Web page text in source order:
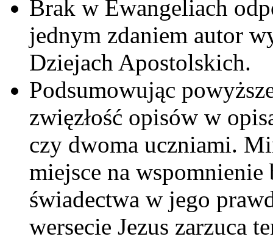
Brak w Ewangeliach
jednym zdaniem autor
Dziejach Apostolskich.
Podsumowując
zwięzłość opisów w
czy dwoma uczniami.
miejsce na
świadectwa w jego
wersecie Jezus zarzuca